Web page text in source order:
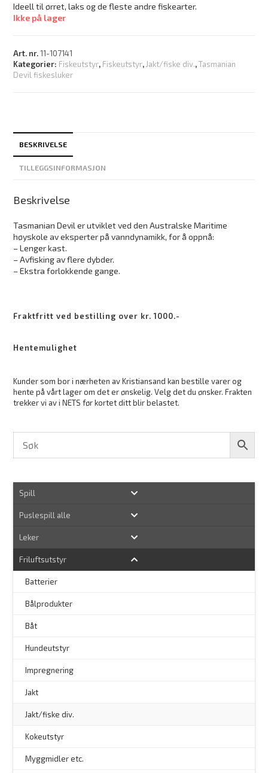
Ideell til ørret, laks og de fleste andre fiskearter.
Ikke på lager
Art. nr.11-107141
Kategorier: Fiskeutstyr, Fiskeutstyr, Jakt/fiske div.,Tasmanian
Devil fiskesluker
BESKRIVELSE
TILLEGGSINFORMASJON
Beskrivelse
Tasmanian Devil er utviklet ved den Australske Maritime
høyskole av eksperter på vanndynamikk, for å oppnå:
– Lenger kast.
– Avfisking av flere dybder.
– Ekstra forlokkende gange.
Fraktfritt ved bestilling over kr. 1000.-
Hentemulighet
Kunder som bor i nærheten av Kristiansand kan bestille varer og
hente på vårt lager om det er ønskelig. Velg det du ønsker. Frakten
trekker vi av i NETS før kortet ditt blir belastet.
Spill
Puslespill alle
Leker
Friluftsutstyr
Batterier
Bålprodukter
Båt
Hundeutstyr
Impregnering
Jakt
Jakt/fiske div.
Kokeutstyr
Myggmidler etc.